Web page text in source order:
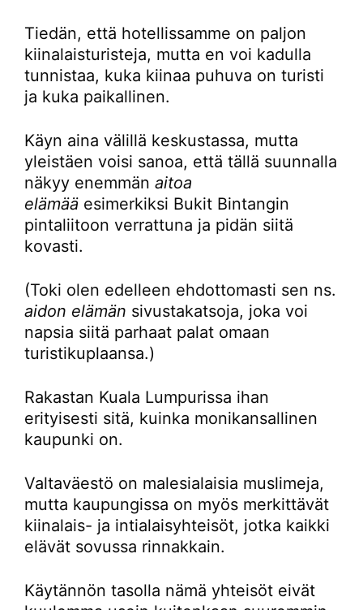
Tiedän, että hotellissamme on paljon
kiinalaisturisteja, mutta en voi kadulla
tunnistaa, kuka kiinaa puhuva on turisti
ja kuka paikallinen.
Käyn aina välillä keskustassa, mutta
yleistäen voisi sanoa, että tällä suunnalla
näkyy enemmän aitoa
elämää esimerkiksi Bukit Bintangin
pintaliitoon verrattuna ja pidän siitä
kovasti.
(Toki olen edelleen ehdottomasti sen ns.
aidon elämän sivustakatsoja, joka voi
napsia siitä parhaat palat omaan
turistikuplaansa.)
Rakastan Kuala Lumpurissa ihan
erityisesti sitä, kuinka monikansallinen
kaupunki on.
Valtaväestö on malesialaisia muslimeja,
mutta kaupungissa on myös merkittävät
kiinalais- ja intialaisyhteisöt, jotka kaikki
elävät sovussa rinnakkain.
Käytännön tasolla nämä yhteisöt eivät